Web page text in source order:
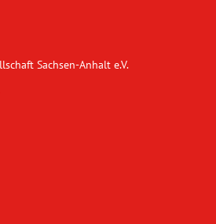
Sachsen-Anhalt e.V.